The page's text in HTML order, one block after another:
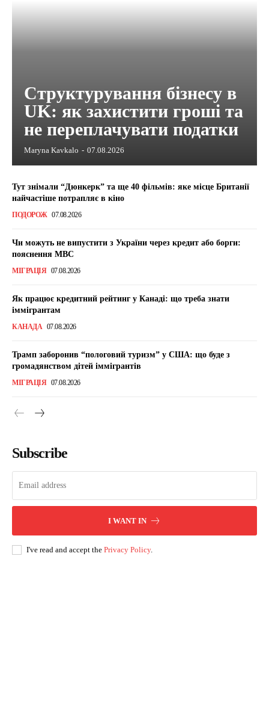
Структурування бізнесу в
UK: як захистити гроші та
не переплачувати податки
Maryna Kavkalo - 07.08.2026
Тут знімали “Дюнкерк” та ще 40 фільмів: яке місце Британії
найчастіше потрапляє в кіно
ПОДОРОЖ 07.08.2026
Чи можуть не випустити з України через кредит або борги:
пояснення МВС
МІГРАЦІЯ 07.08.2026
Як працює кредитний рейтинг у Канаді: що треба знати
іммігрантам
КАНАДА 07.08.2026
Трамп заборонив “пологовий туризм” у США: що буде з
громадянством дітей іммігрантів
МІГРАЦІЯ 07.08.2026
Subscribe
I WANT IN
I've read and accept the Privacy Policy.